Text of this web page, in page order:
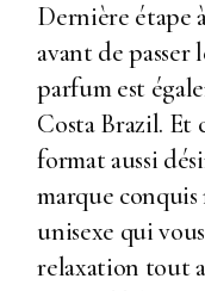
Dernière étape
avant de passer
parfum est
Costa Brazil. Et
format aussi
marque
unisexe qui
relaxation tout